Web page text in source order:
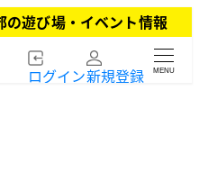
遊び場・イベント情報
ログイン新規登録 MENU